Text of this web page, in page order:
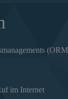
im Internet